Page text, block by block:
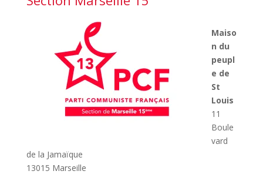
Maiso
n du
peupl
e de
St
Louis
11
Boule
vard
de la Jamaïque
13015 Marseille